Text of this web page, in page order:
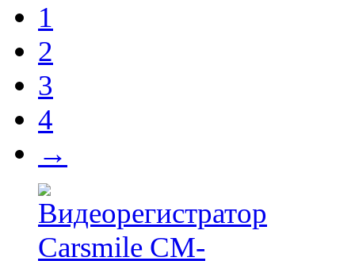
1
2
3
4
→